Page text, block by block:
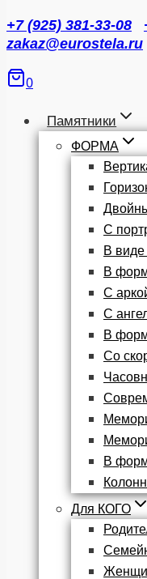
+7 (925) 381-33-08
zakaz@eurostela.ru
0
Памятники
ФОРМА
С
В виде
В
С
С
В
Со
В
Для КОГО